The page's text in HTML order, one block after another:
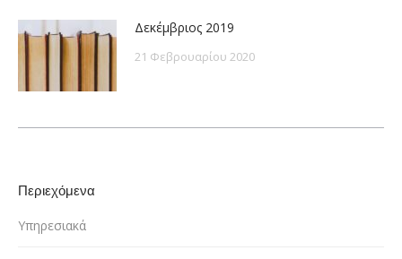
Δεκέμβριος 2019
21 Φεβρουαρίου 2020
Περιεχόμενα
Υπηρεσιακά